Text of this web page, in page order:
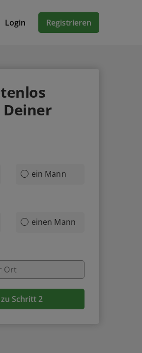
Login Registrieren
Deiner
ein Mann
einen Mann
Schritt 2